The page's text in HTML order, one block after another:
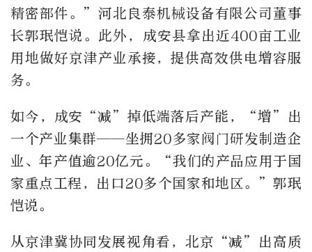
精密部件。”河北良泰机械设备有限公司董事
长郭珉恺说。此外，成安县拿出近400亩工业
用地做好京津产业承接，提供高效供电增容服
务。
如今，成安“减”掉低端落后产能，“增”出
一个产业集群——坐拥20多家阀门研发制造企
业、年产值逾20亿元。“我们的产品应用于国
家重点工程，出口20多个国家和地区。”郭珉
恺说。
从京津冀协同发展视角看，北京“减”出高质